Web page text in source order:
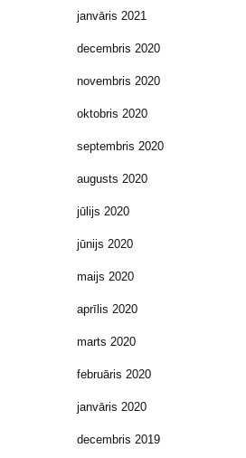
janvāris 2021
decembris 2020
novembris 2020
oktobris 2020
septembris 2020
augusts 2020
jūlijs 2020
jūnijs 2020
maijs 2020
aprīlis 2020
marts 2020
februāris 2020
janvāris 2020
decembris 2019